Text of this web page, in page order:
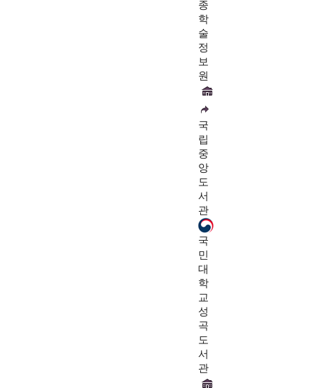
종
학
술
정
보
원
국
립
중
앙
도
서
관
국
민
대
학
교
성
곡
도
서
관